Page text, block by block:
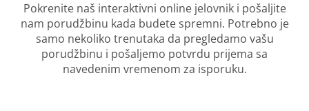
Pokrenite naš interaktivni online jelovnik i pošaljite
nam porudžbinu kada budete spremni. Potrebno je
samo nekoliko trenutaka da pregledamo vašu
porudžbinu i pošaljemo potvrdu prijema sa
navedenim vremenom za isporuku.